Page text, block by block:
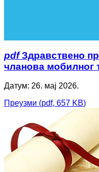
pdf Здравствено
чланова мобилног
Датум: 26. мај 2026.
Преузми (pdf, 657 KB)